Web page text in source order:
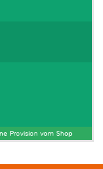
Provision vom Shop